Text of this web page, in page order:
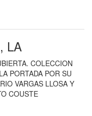
LA
COLECCION
PORTADA POR SU
VARGAS LLOSA Y
COUSTE